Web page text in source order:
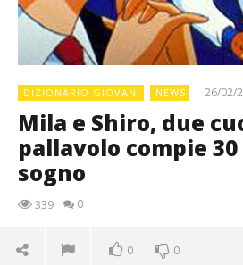
DIZIONARIO GIOVANI NEWS 26/02/
Mila e Shiro, due
pallavolo compie
sogno
339 0
0 0